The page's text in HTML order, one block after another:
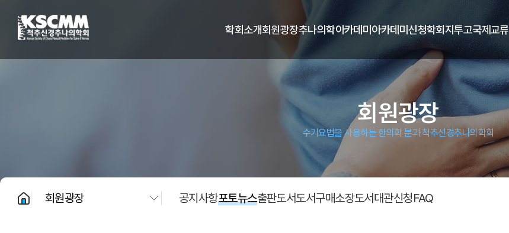
학회소개회원광장추나의학아카데미 아카데미신청학회지투고국제교류
회원광장
수기요법을 사용하는 한의학 분과 척추신경추나의학회
회원광장 공지사항포토뉴스출판도서도서구매소장도서대관신청FAQ